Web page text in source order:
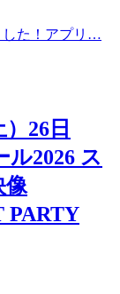
した！アプリ…
26日
ル2026 ス
像
PARTY